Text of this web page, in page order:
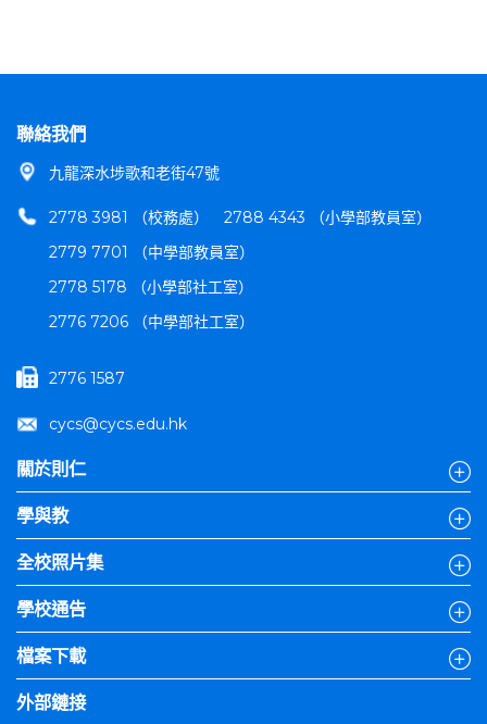
聯絡我們
九龍深水埗歌和老街47號
2778 3981 （校務處）
2788 4343 （小學部教員室）
2779 7701 （中學部教員室）
2778 5178 （小學部社工室）
2776 7206 （中學部社工室）
2776 1587
cycs@cycs.edu.hk
關於則仁
學與教
全校照片集
學校通告
檔案下載
外部鏈接